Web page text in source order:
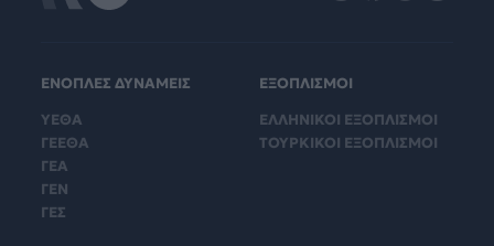
ΕΝΟΠΛΕΣ ΔΥΝΑΜΕΙΣ
ΥΕΘΑ
ΓΕΕΘΑ
ΓΕΑ
ΓΕΝ
ΓΕΣ
ΕΞΟΠΛΙΣΜΟΙ
ΕΛΛΗΝΙΚΟΙ ΕΞΟΠΛΙΣΜΟΙ
ΤΟΥΡΚΙΚΟΙ ΕΞΟΠΛΙΣΜΟΙ